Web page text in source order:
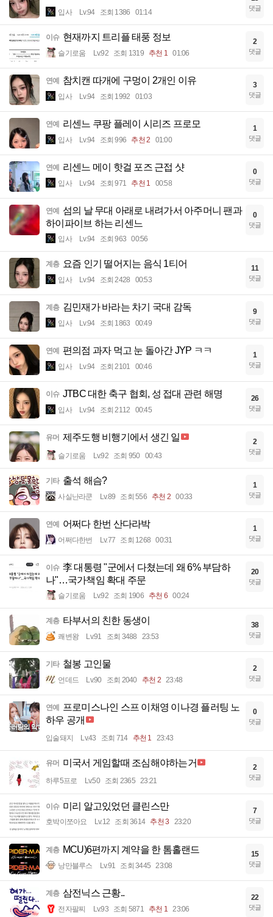
입사 Lv.94 조회 1386 01:14 댓글
이슈 현재까지 트리플 태풍 정보
슬기로움 Lv.92 조회 1319 추천 1 01:06
2
댓글
연예 참치캔 따개에 구멍이 2개인 이유
입사 Lv.94 조회 1992 01:03
3
댓글
연예 리센느 쿠팡 플레이 시리즈 프로모
입사 Lv.94 조회 996 추천 2 01:00
1
댓글
연예 리센느 메이 핫걸 포즈 근접 샷
입사 Lv.94 조회 971 추천 1 00:58
0
댓글
연예 섬의 날 무대 아래로 내려가서 아주머니 팬과
하이파이브 하는 리센느
입사 Lv.94 조회 963 00:56
0
댓글
계층 요즘 인기 떨어지는 음식 1티어
입사 Lv.94 조회 2428 00:53
11
댓글
계층 김민재가 바라는 차기 국대 감독
입사 Lv.94 조회 1863 00:49
9
댓글
연예 편의점 과자 먹고 눈 돌아간 JYP ㅋㅋ
입사 Lv.94 조회 2101 00:46
1
댓글
이슈 JTBC 대한 축구 협회, 성 접대 관련 해명
입사 Lv.94 조회 2112 00:45
26
댓글
유머 제주도행 비행기에서 생긴 일
슬기로움 Lv.92 조회 950 00:43
2
댓글
기타 출석 해슴?
사실난라쿤 Lv.89 조회 556 추천 2 00:33
1
댓글
연예 어쩌다 한번 산다라박
어쩌다한번 Lv.77 조회 1268 00:31
1
댓글
이슈 李 대통령 "군에서 다쳤는데 왜 6% 부담하
나"…국가책임 확대 주문
슬기로움 Lv.92 조회 1906 추천 6 00:24
20
댓글
계층 타부서의 친한 동생이
쾌변왕 Lv.91 조회 3488 23:53
38
댓글
기타 철봉 고인물
언데드 Lv.90 조회 2040 추천 2 23:48
2
댓글
연예 프로미스나인 스프 이채영 이나경 플러팅 노
하우 공개
입술돼지 Lv.43 조회 714 추천 1 23:43
0
댓글
유머 미국서 게임할때 조심해야하는거
하루5프로 Lv.50 조회 2365 23:21
2
댓글
이슈 미리 알고있었던 클린스만
호박이쪼아요 Lv.12 조회 3614 추천 3 23:20
7
댓글
계층 MCU)6편까지 계약을 한 톰홀랜드
낭만블루스 Lv.91 조회 3445 23:08
15
댓글
계층 삼전닉스 근황..
전자팔찌 Lv.93 조회 5871 추천 1 23:06
22
댓글